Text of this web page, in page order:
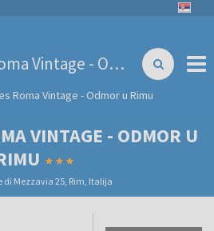
Ibis Styles Roma Vintage - Odmor u Rimu
Roma Vintage - Odmor u Rimu
VINTAGE - ODMOR U
di Mezzavia 25, Rim, Italija